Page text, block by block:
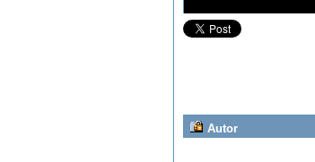
Autor